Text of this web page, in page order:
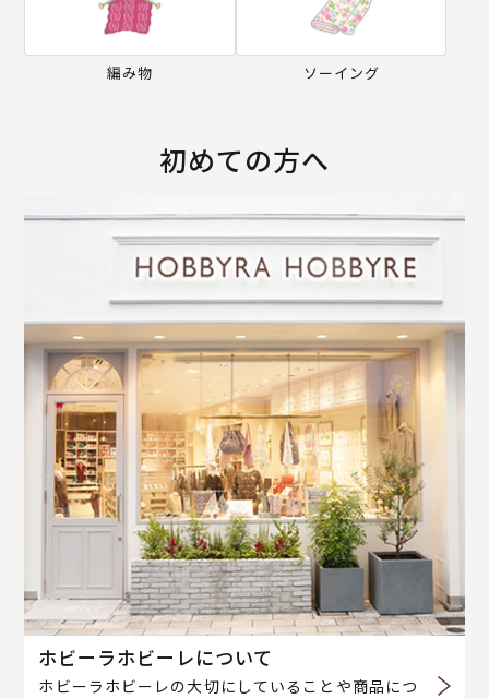
編み物 ソーイング
初めての方へ
ホビーラホビーレについて
ホビーラホビーレの大切にしていることや商品につ